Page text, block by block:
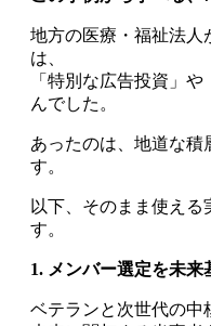
地方の医療・福祉法人
は、
「特別な広告投資」
んでした。
あったのは、地道な積
す。
以下、そのまま使える
す。
1. メンバー選定を未来
ベテランと次世代の中